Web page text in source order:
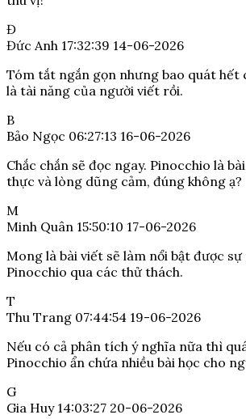
Đ
Đức Anh 17:32:39 14-06-2026
Tóm tắt ngắn gọn nhưng bao quát
là tài năng của người viết rồi.
B
Bảo Ngọc 06:27:13 16-06-2026
Chắc chắn sẽ đọc ngay. Pinocchio là
thực và lòng dũng cảm, đúng không ạ?
M
Minh Quân 15:50:10 17-06-2026
Mong là bài viết sẽ làm nổi bật được
Pinocchio qua các thử thách.
T
Thu Trang 07:44:54 19-06-2026
Nếu có cả phân tích ý nghĩa nữa thì
Pinocchio ẩn chứa nhiều bài học cho
G
Gia Huy 14:03:27 20-06-2026